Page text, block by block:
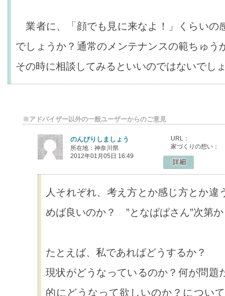
業者に、「顔でも見に来なよ！」くらいの
でしょうか？通常のメンテナンスの範ちゅう
その時に相談してみるといいのではないでし
※アドバイザー以外の一般ユーザーからのご意見
のんびりしましょう
所在地：神奈川県
2012年01月05日 16:49
URL：
家づくりの想い：
人それぞれ、考え方とか感じ方とか違
めば良いのか？ ”となぱぱさん”次第
たとえば、私であればどうするか？
現状がどうなっているのか？何が問題
的にどうなって欲しいのか？につい